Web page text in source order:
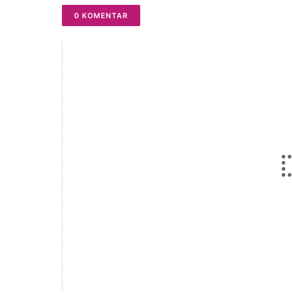
0 KOMENTAR